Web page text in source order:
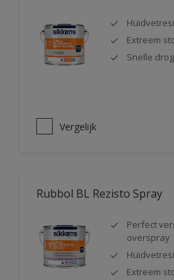
Extreem
Snelle
Vergelijk
Rubbol BL Rezisto Spray
Perfect
overspray
Extreem